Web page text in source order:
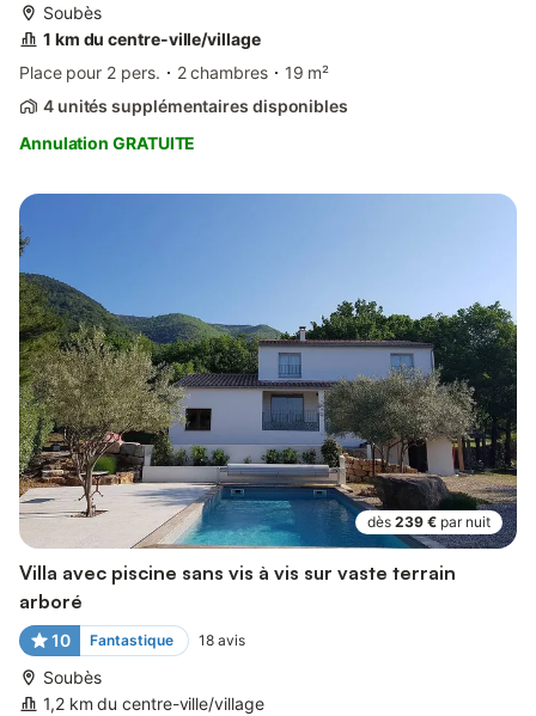
Soubès
1 km du centre-ville/village
Place pour 2 pers.
2 chambres
19 m²
4 unités supplémentaires disponibles
Annulation GRATUITE
dès 239 € par nuit
Villa avec piscine sans vis à vis sur vaste terrain
arboré
10 Fantastique 18 avis
Soubès
1,2 km du centre-ville/village